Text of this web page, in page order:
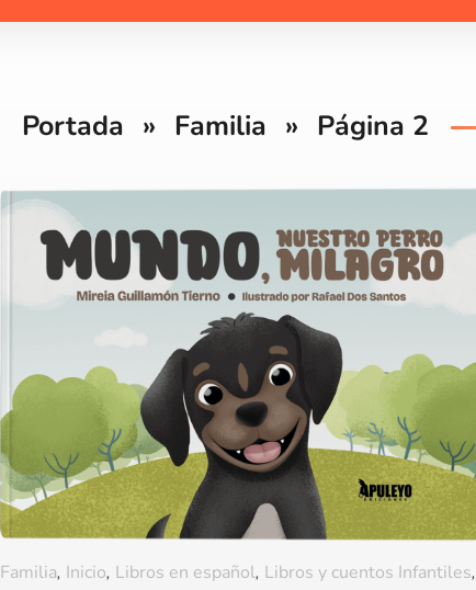
Portada » Familia » Página 2
Familia, Inicio, Libros en español, Libros y cuentos Infantiles,